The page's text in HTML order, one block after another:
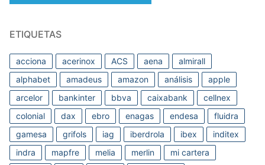
ETIQUETAS
acciona acerinox ACS aena
almirall
alphabet
amadeus amazon análisis
apple
arcelor
bankinter bbva caixabank
cellnex
colonial
dax ebro enagas endesa
fluidra
gamesa
grifols iag iberdrola ibex
inditex
indra
mapfre melia merlin
mi cartera